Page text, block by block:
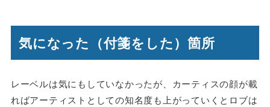
気になった（付箋をした）箇所
レーベルは気にもしていなかったが、カーティスの顔が載
ればアーティストとしての知名度も上がっていくとロブは